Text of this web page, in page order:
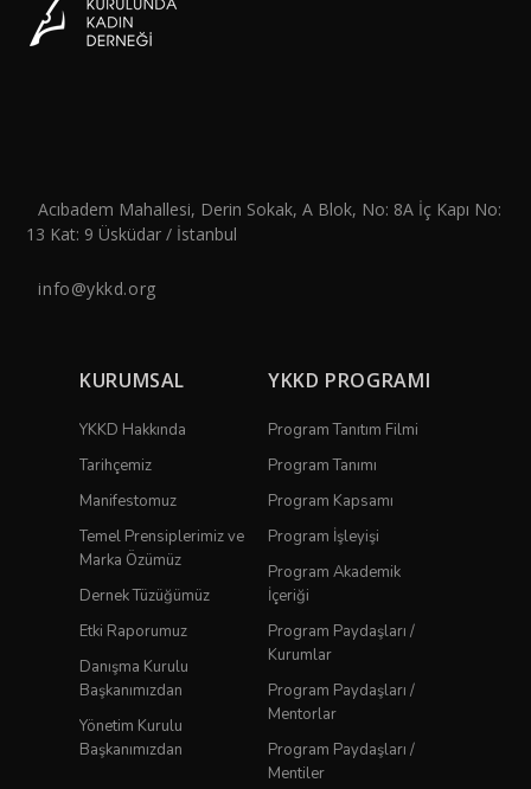
Acıbadem Mahallesi, Derin Sokak, A Blok, No: 8A İç Kapı No:
13 Kat: 9 Üsküdar / İstanbul
info@ykkd.org
KURUMSAL
YKKD Hakkında
Tarihçemiz
Manifestomuz
Temel Prensiplerimiz ve
Marka Özümüz
Dernek Tüzüğümüz
Etki Raporumuz
Danışma Kurulu
Başkanımızdan
Yönetim Kurulu
Başkanımızdan
YKKD PROGRAMI
Program Tanıtım Filmi
Program Tanımı
Program Kapsamı
Program İşleyişi
Program Akademik
İçeriği
Program Paydaşları /
Kurumlar
Program Paydaşları /
Mentorlar
Program Paydaşları /
Mentiler